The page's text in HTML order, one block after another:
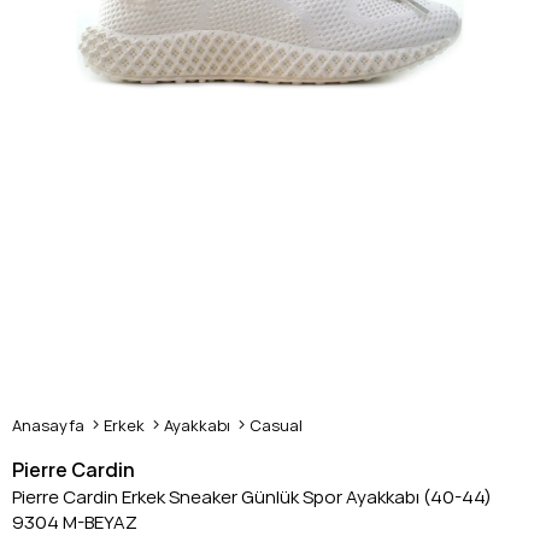
Anasayfa Erkek Ayakkabı Casual
Pierre Cardin
Pierre Cardin Erkek Sneaker Günlük Spor Ayakkabı (40-44)
9304 M-BEYAZ